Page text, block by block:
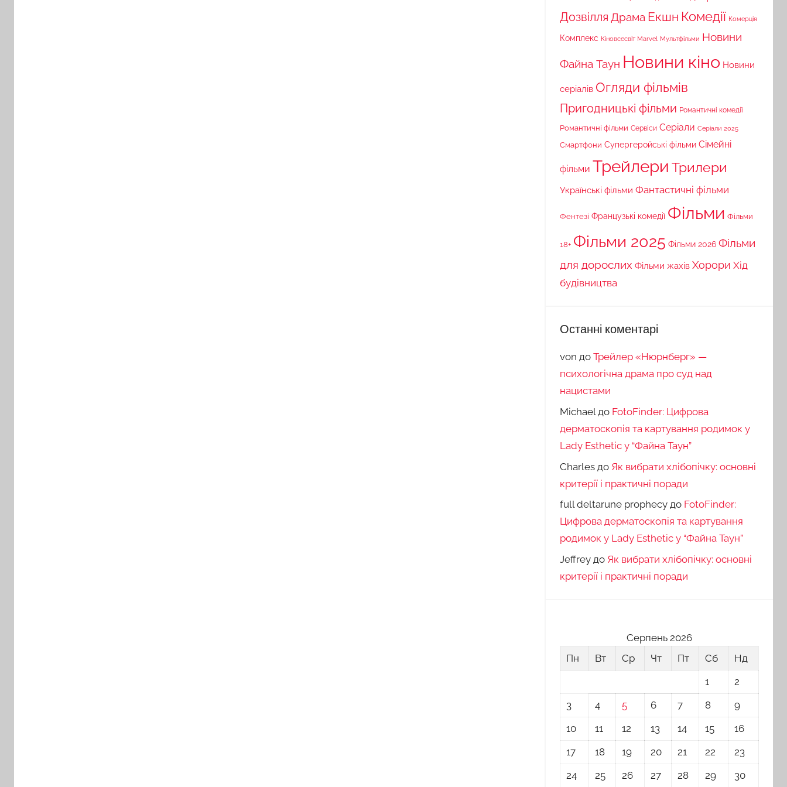
Дозвілля Драма Екшн Комедії Комерція
Комплекс Кіновсесвіт Marvel Мультфільми Новини
Файна Таун Новини кіно Новини
серіалів Огляди фільмів
Пригодницькі фільми Романтичні комедії
Романтичні фільми Сервіси Серіали Серіали 2025
Смартфони Супергеройські фільми Сімейні
фільми Трейлери Трилери
Українські фільми Фантастичні фільми
Фентезі Французькі комедії Фільми Фільми
18+ Фільми 2025 Фільми 2026 Фільми
для дорослих Фільми жахів Хорори Хід
будівництва
Останні коментарі
von до Трейлер «Нюрнберг» —
психологічна драма про суд над
нацистами
Michael до FotoFinder: Цифрова
дерматоскопія та картування родимок у
Lady Esthetic у “Файна Таун”
Charlesдо Як вибрати хлібопічку: основні
критерії і практичні поради
full deltarune prophecyдо FotoFinder:
Цифрова дерматоскопія та картування
родимок у Lady Esthetic у “Файна Таун”
Jeffreyдо Як вибрати хлібопічку: основні
критерії і практичні поради
Серпень 2026
Пн
Вт Ср Чт Пт Сб
Нд
1
2
3
4 5 6 7 8
9
10
11 12 13 14 15
16
17
18 19 20 21 22
23
24
25 26 27 28 29 30